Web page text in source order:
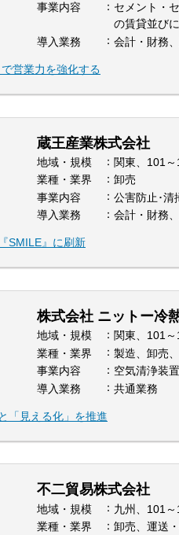
事業内容
セメント・
の賃貸並び
導入業務
会計・財務
で営業力を強化する
蔵王産業株式会社
地域・規模
関東、101～
業種・業界
卸売
事業内容
公害防止･清
導入業務
会計・財務
SMILE』に刷新
株式会社 ニットー冷
地域・規模
関東、101～
業種・業界
製造、卸売
事業内容
空気清浄装
導入業務
共通業務
「見える化」を推進
不二貿易株式会社
地域・規模
九州、101～
業種・業界
卸売、運送